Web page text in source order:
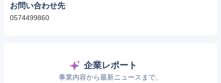
お問い合わせ先
0574499860
企業レポート
事業内容から最新ニュースまで、